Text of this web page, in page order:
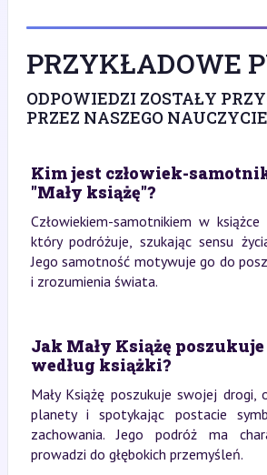
PRZYKŁADOWE
ODPOWIEDZI ZOSTAŁY
PRZEZ NASZEGO
Kim jest człowiek-
"Mały książę"?
Człowiekiem-samotnikiem w
który podróżuje, szukając sensu
Jego samotność motywuje go do
i zrozumienia świata.
Jak Mały Książę
według książki?
Mały Książę poszukuje swojej drogi,
planety i spotykając postacie
zachowania. Jego podróż ma
prowadzi do głębokich przemyśleń.